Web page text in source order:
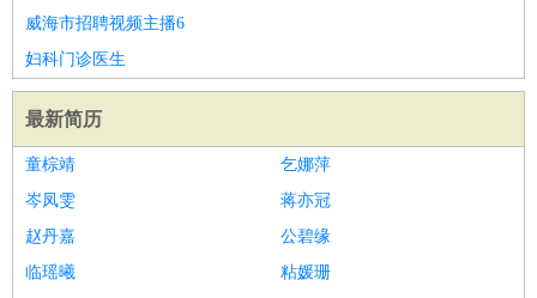
威海市招聘视频主播6
妇科门诊医生
最新简历
童棕靖
乞娜萍
岑凤雯
蒋亦冠
赵丹嘉
公碧缘
临瑶曦
粘媛珊